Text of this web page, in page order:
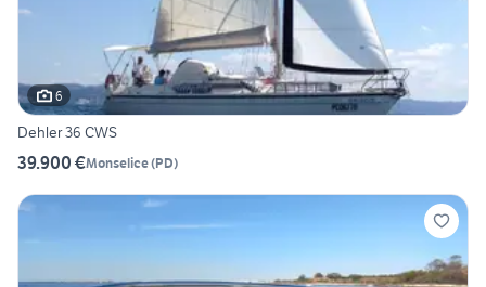
6
Dehler 36 CWS
39.900 €Monselice(PD)